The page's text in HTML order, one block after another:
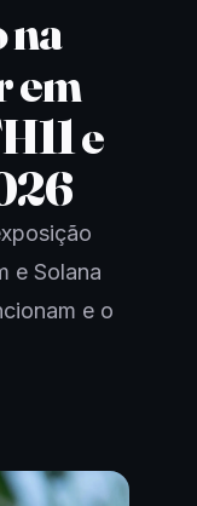
na
em
e
e Solana
e o